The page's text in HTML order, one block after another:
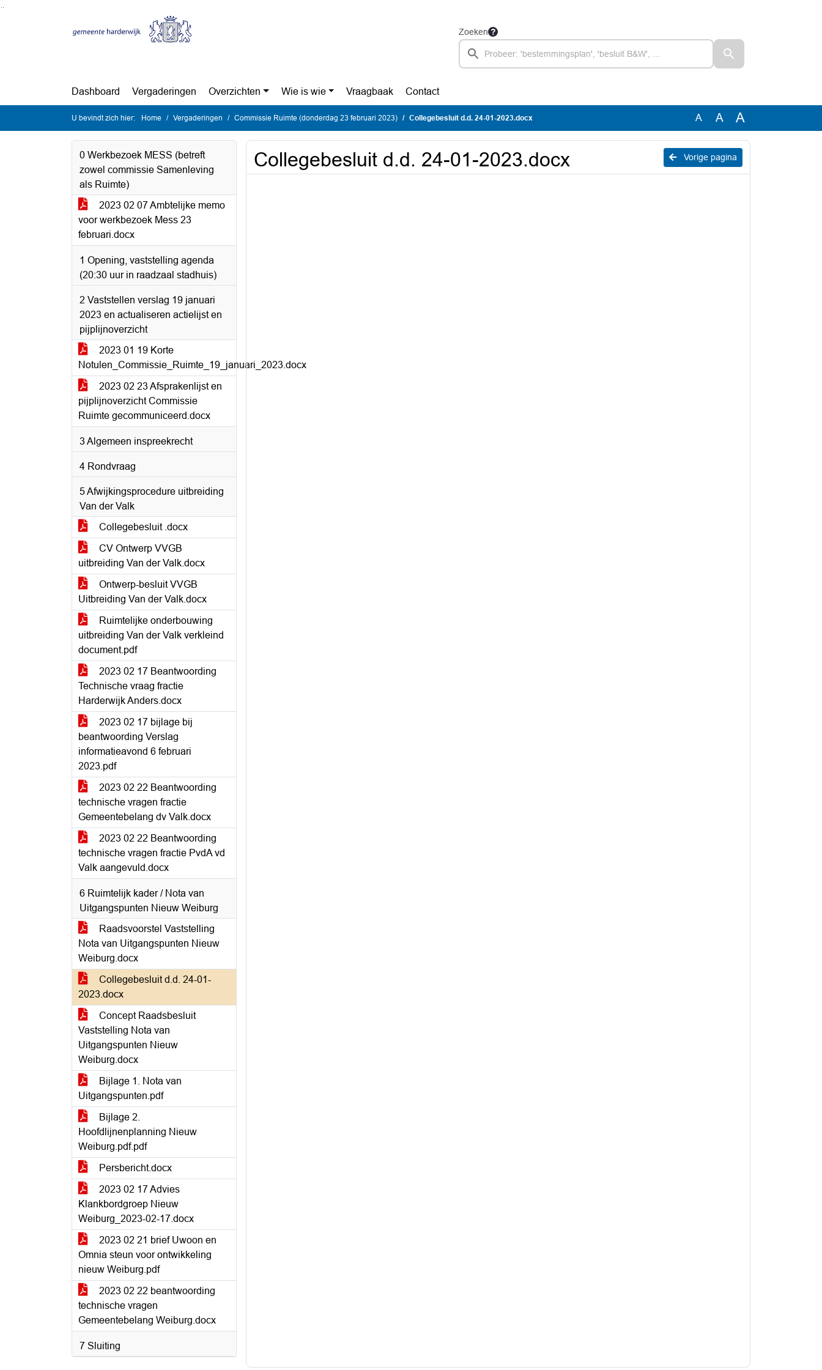
Zoeken
Dashboard Vergaderingen Overzichten Wie is wie Vraagbaak Contact
U bevindt zich hier: Home Vergaderingen Commissie Ruimte (donderdag 23 februari 2023) Collegebesluit d.d. 24-01-2023.docx A A A
0 Werkbezoek MESS (betreft
zowel commissie Samenleving
als Ruimte)
2023 02 07 Ambtelijke memo
voor werkbezoek Mess 23
februari.docx
1 Opening, vaststelling agenda
(20:30 uur in raadzaal stadhuis)
2 Vaststellen verslag 19 januari
2023 en actualiseren actielijst en
pijplijnoverzicht
2023 01 19 Korte
Notulen_Commissie_Ruimte_19_januari_2023.docx
2023 02 23 Afsprakenlijst en
pijplijnoverzicht Commissie
Ruimte gecommuniceerd.docx
3 Algemeen inspreekrecht
4 Rondvraag
5 Afwijkingsprocedure uitbreiding
Van der Valk
Collegebesluit .docx
CV Ontwerp VVGB
uitbreiding Van der Valk.docx
Ontwerp-besluit VVGB
Uitbreiding Van der Valk.docx
Ruimtelijke onderbouwing
uitbreiding Van der Valk verkleind
document.pdf
2023 02 17 Beantwoording
Technische vraag fractie
Harderwijk Anders.docx
2023 02 17 bijlage bij
beantwoording Verslag
informatieavond 6 februari
2023.pdf
2023 02 22 Beantwoording
technische vragen fractie
Gemeentebelang dv Valk.docx
2023 02 22 Beantwoording
technische vragen fractie PvdA vd
Valk aangevuld.docx
6 Ruimtelijk kader / Nota van
Uitgangspunten Nieuw Weiburg
Raadsvoorstel Vaststelling
Nota van Uitgangspunten Nieuw
Weiburg.docx
Collegebesluit d.d. 24-01-
2023.docx
Concept Raadsbesluit
Vaststelling Nota van
Uitgangspunten Nieuw
Weiburg.docx
Bijlage 1. Nota van
Uitgangspunten.pdf
Bijlage 2.
Hoofdlijnenplanning Nieuw
Weiburg.pdf.pdf
Persbericht.docx
2023 02 17 Advies
Klankbordgroep Nieuw
Weiburg_2023-02-17.docx
2023 02 21 brief Uwoon en
Omnia steun voor ontwikkeling
nieuw Weiburg.pdf
2023 02 22 beantwoording
technische vragen
Gemeentebelang Weiburg.docx
7 Sluiting
Vorige pagina
Collegebesluit d.d. 24-01-2023.docx